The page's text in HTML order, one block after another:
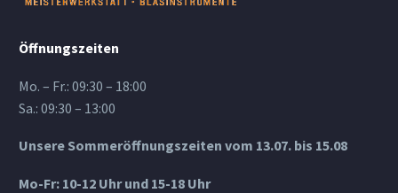
Öffnungszeiten
Mo. – Fr.: 09:30 – 18:00
Sa.: 09:30 – 13:00
Unsere Sommeröffnungszeiten vom 13.07. bis 15.08
Mo-Fr: 10-12 Uhr und 15-18 Uhr